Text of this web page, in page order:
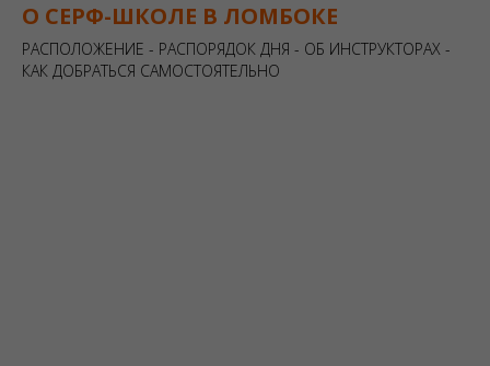
О СЕРФ-ШКОЛЕ В ЛОМБОКЕ
РАСПОЛОЖЕНИЕ - РАСПОРЯДОК ДНЯ - ОБ ИНСТРУКТОРАХ -
КАК ДОБРАТЬСЯ САМОСТОЯТЕЛЬНО